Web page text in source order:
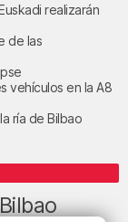
realizarán
de las
vehículos en la A8
ría de Bilbao